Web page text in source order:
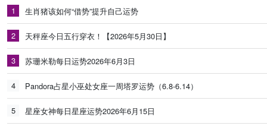
1 生肖猪该如何“借势”提升自己运势
2 天秤座今日五行穿衣！【2026年5月30日】
3 苏珊米勒每日运势2026年6月3日
4 Pandora占星小巫处女座一周塔罗运势（6.8-6.14）
5 星座女神每日星座运势2026年6月15日